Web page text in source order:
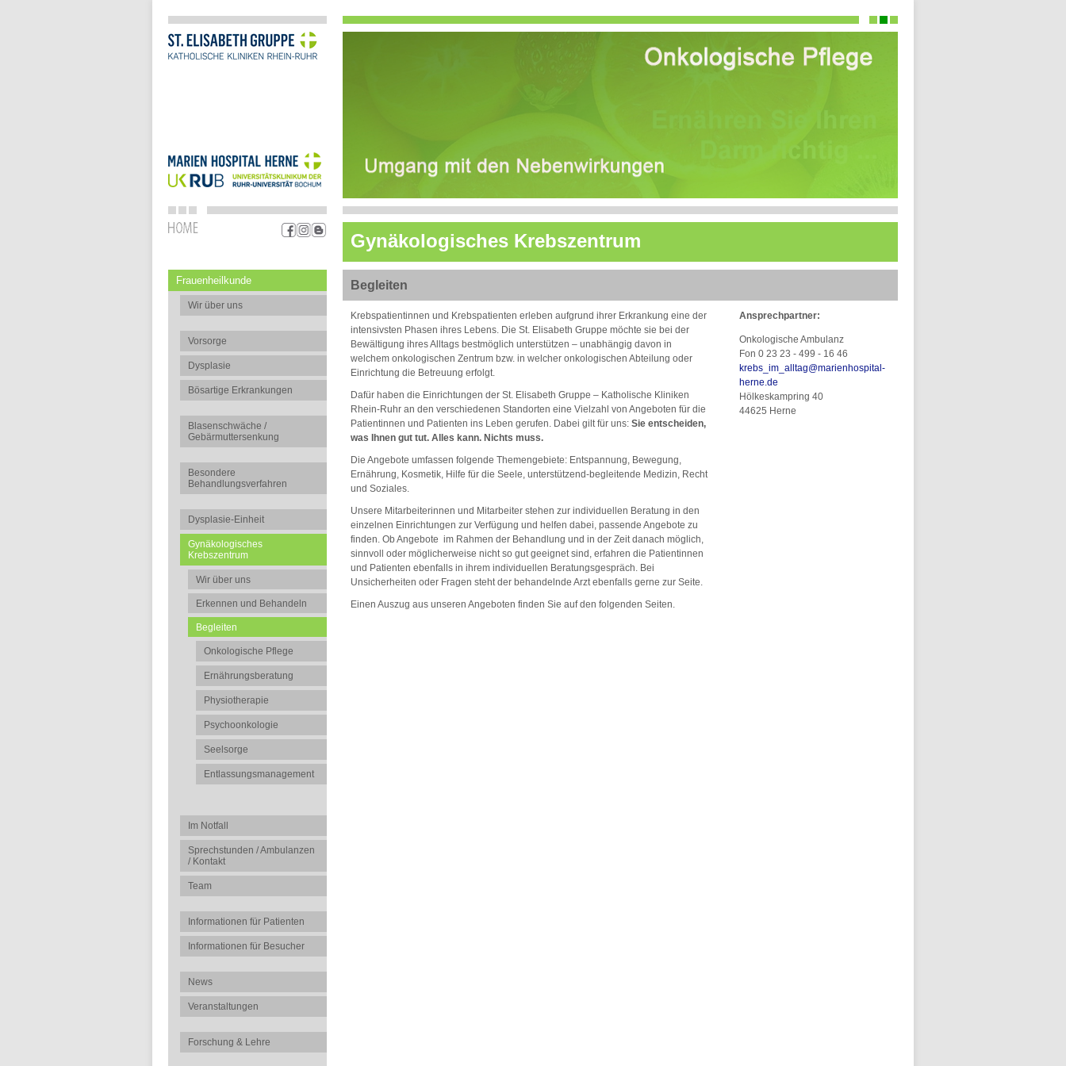
Gynäkologisches Krebszentrum
Frauenheilkunde
Wir über uns
Vorsorge
Dysplasie
Bösartige Erkrankungen
Blasenschwäche /
Gebärmuttersenkung
Besondere
Behandlungsverfahren
Dysplasie-Einheit
Gynäkologisches
Krebszentrum
Wir über uns
Erkennen und Behandeln
Begleiten
Onkologische Pflege
Ernährungsberatung
Physiotherapie
Psychoonkologie
Seelsorge
Entlassungsmanagement
Im Notfall
Sprechstunden / Ambulanzen
/ Kontakt
Team
Informationen für Patienten
Informationen für Besucher
News
Veranstaltungen
Forschung & Lehre
Begleiten
Krebspatientinnen und Krebspatienten erleben aufgrund ihrer Erkrankung eine der
intensivsten Phasen ihres Lebens. Die St. Elisabeth Gruppe möchte sie bei der
Bewältigung ihres Alltags bestmöglich unterstützen – unabhängig davon in
welchem onkologischen Zentrum bzw. in welcher onkologischen Abteilung oder
Einrichtung die Betreuung erfolgt.
Dafür haben die Einrichtungen der St. Elisabeth Gruppe – Katholische Kliniken
Rhein-Ruhr an den verschiedenen Standorten eine Vielzahl von Angeboten für die
Patientinnen und Patienten ins Leben gerufen. Dabei gilt für uns: Sie entscheiden,
was Ihnen gut tut. Alles kann. Nichts muss.
Die Angebote umfassen folgende Themengebiete: Entspannung, Bewegung,
Ernährung, Kosmetik, Hilfe für die Seele, unterstützend-begleitende Medizin, Recht
und Soziales.
Unsere Mitarbeiterinnen und Mitarbeiter stehen zur individuellen Beratung in den
einzelnen Einrichtungen zur Verfügung und helfen dabei, passende Angebote zu
finden. Ob Angebote im Rahmen der Behandlung und in der Zeit danach möglich,
sinnvoll oder möglicherweise nicht so gut geeignet sind, erfahren die Patientinnen
und Patienten ebenfalls in ihrem individuellen Beratungsgespräch. Bei
Unsicherheiten oder Fragen steht der behandelnde Arzt ebenfalls gerne zur Seite.
Einen Auszug aus unseren Angeboten finden Sie auf den folgenden Seiten.
Ansprechpartner:
Onkologische Ambulanz
Fon 0 23 23 - 499 - 16 46
krebs_im_alltag@marienhospital-
herne.de
Hölkeskampring 40
44625 Herne